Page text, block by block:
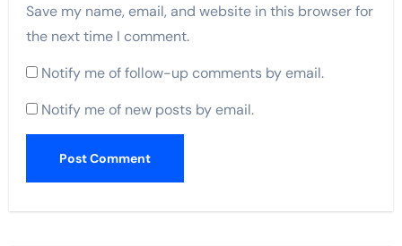
Save my name, email, and website in this browser for
the next time I comment.
Notify me of follow-up comments by email.
Notify me of new posts by email.